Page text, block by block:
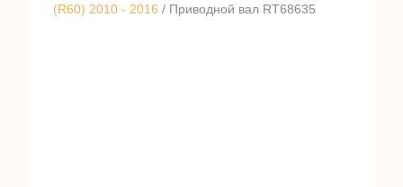
(R60) 2010 - 2016 / Приводной вал RT68635